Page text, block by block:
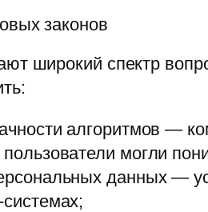
законов
широкий спектр
алгоритмов —
могли
данных —